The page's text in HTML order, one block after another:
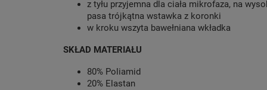
z tyłu przyjemna dla ciała mikrofaza, na
pasa trójkątna wstawka z koronki
w kroku wszyta bawełniana wkładka
SKŁAD MATERIAŁU
80% Poliamid
20% Elastan